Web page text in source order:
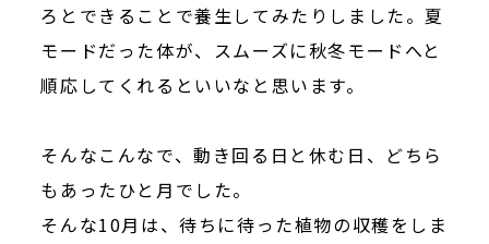
ろとできることで養生してみたりしました。夏
モードだった体が、スムーズに秋冬モードへと
順応してくれるといいなと思います。
そんなこんなで、動き回る日と休む日、どちら
もあったひと月でした。
そんな10月は、待ちに待った植物の収穫をしま